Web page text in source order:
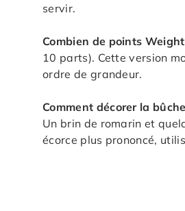
servir.
Combien de points
10 parts). Cette version
ordre de grandeur.
Comment décorer la
Un brin de romarin et
écorce plus prononcé,